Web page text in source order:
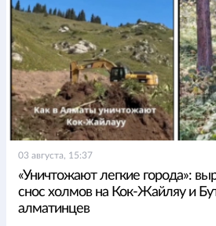
03 августа, 15:37
«Уничтожают легкие города»:
снос холмов на Кок-Жайляу и
алматинцев